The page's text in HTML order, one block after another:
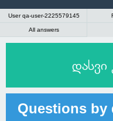
User qa-user-2225579145
All answers
დასვი
Questions by